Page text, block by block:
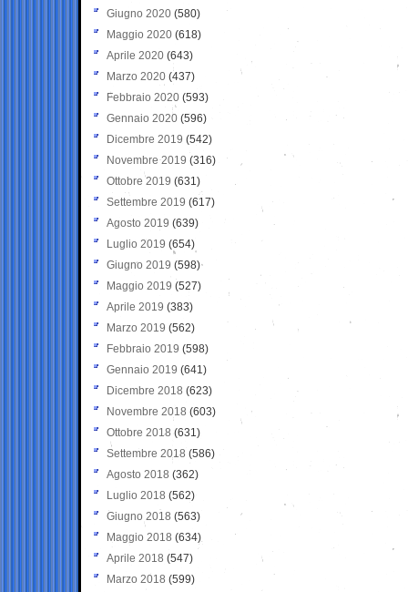
Giugno 2020 (580)
Maggio 2020 (618)
Aprile 2020 (643)
Marzo 2020 (437)
Febbraio 2020 (593)
Gennaio 2020 (596)
Dicembre 2019 (542)
Novembre 2019 (316)
Ottobre 2019 (631)
Settembre 2019 (617)
Agosto 2019 (639)
Luglio 2019 (654)
Giugno 2019 (598)
Maggio 2019 (527)
Aprile 2019 (383)
Marzo 2019 (562)
Febbraio 2019 (598)
Gennaio 2019 (641)
Dicembre 2018 (623)
Novembre 2018 (603)
Ottobre 2018 (631)
Settembre 2018 (586)
Agosto 2018 (362)
Luglio 2018 (562)
Giugno 2018 (563)
Maggio 2018 (634)
Aprile 2018 (547)
Marzo 2018 (599)